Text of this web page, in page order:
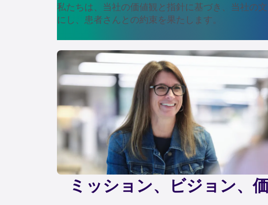
私たちは、当社の価値観と指針に基づき、当社の
にし、患者さんとの約束を果たします。
ミッション、ビジョン、